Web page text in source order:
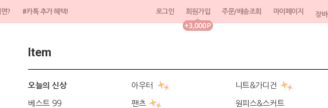
? #카톡 추가 혜택! 로그인 회원가입 주문/배송조회 마이페이지 장바
Item
오늘의 신상 아우터 니트&가디건
베스트 99 팬츠 원피스&스커트